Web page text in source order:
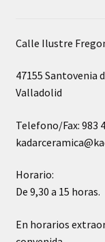
Calle Ilustre
47155 Santovenia
Valladolid
Telefono/Fax: 983
Horario:
De 9,30 a 15 horas.
En horarios